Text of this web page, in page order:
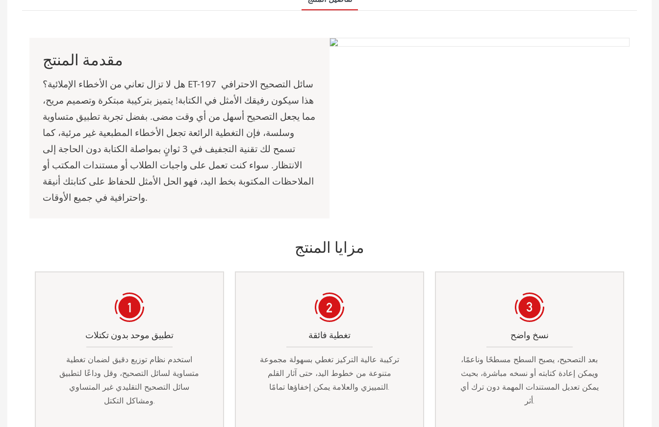
مقدمة المنتج
ET-197
هذا سيكون رفيقك الأمثل في الكتابة! يتميز بتركيبة مبتكرة وتصميم مريح،
مما يجعل التصحيح أسهل من أي وقت مضى. بفضل تجربة تطبيق متساوية
وسلسة، فإن التغطية الرائعة تجعل الأخطاء المطبعية غير مرئية، كما
تسمح لك تقنية التجفيف في 3 ثوانٍ بمواصلة الكتابة دون الحاجة إلى
الانتظار. سواء كنت تعمل على واجبات الطلاب أو مستندات المكتب أو
الملاحظات المكتوبة بخط اليد، فهو الحل الأمثل للحفاظ على كتابتك أنيقة
واحترافية في جميع الأوقات.
مزايا المنتج
تطبيق موحد بدون تكتلات
استخدم نظام توزيع دقيق لضمان تغطية
متساوية لسائل التصحيح، وقل وداعًا لتطبيق
سائل التصحيح التقليدي غير المتساوي
ومشاكل التكتل.
تغطية فائقة
تركيبة عالية التركيز تغطي بسهولة مجموعة
متنوعة من خطوط اليد، حتى آثار القلم
التمييزي والعلامة يمكن إخفاؤها تمامًا.
نسخ واضح
بعد التصحيح، يصبح السطح مسطحًا وناعمًا،
ويمكن إعادة كتابته أو نسخه مباشرة، بحيث
يمكن تعديل المستندات المهمة دون ترك أي
أثر.